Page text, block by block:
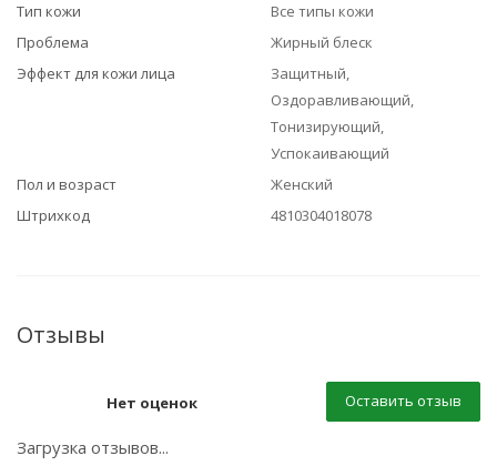
Тип кожи
Все типы кожи
Проблема
Жирный блеск
Эффект для кожи лица
Защитный,
Оздоравливающий,
Тонизирующий,
Успокаивающий
Пол и возраст
Женский
Штрихкод
4810304018078
Отзывы
Нет оценок Оставить отзыв
Загрузка отзывов...